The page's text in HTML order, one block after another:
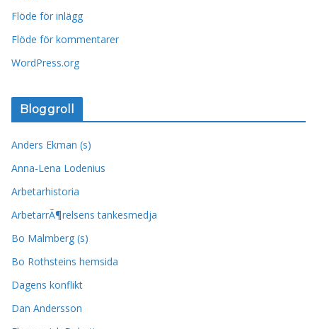
Flöde för inlägg
Flöde för kommentarer
WordPress.org
Bloggroll
Anders Ekman (s)
Anna-Lena Lodenius
Arbetarhistoria
ArbetarrÃ¶relsens tankesmedja
Bo Malmberg (s)
Bo Rothsteins hemsida
Dagens konflikt
Dan Andersson